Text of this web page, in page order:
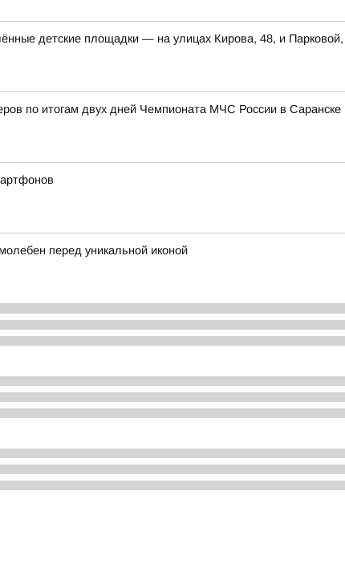
детские площадки — на улицах Кирова, 48, и
по итогам двух дней Чемпионата МЧС России в Саранске
перед уникальной иконой